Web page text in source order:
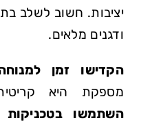
יציבות. חשוב לשלב
ודגנים מלאים.
הקדישו ⁣זמן
מספקת היא
השתמשו בטכניקות